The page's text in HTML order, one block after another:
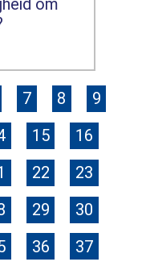
om
7 8
9
15
16
22
23
29
30
36
37